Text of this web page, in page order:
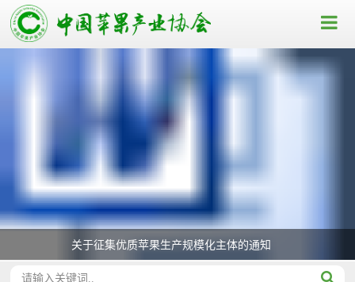
关于征集优质苹果生产规模化主体的通知